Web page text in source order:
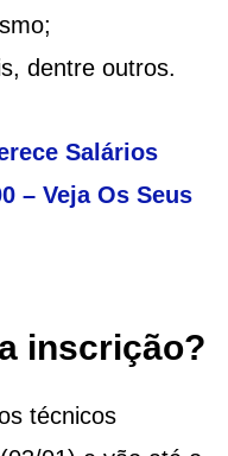
dentre outros.
Salários
– Veja Os Seus
inscrição?
técnicos